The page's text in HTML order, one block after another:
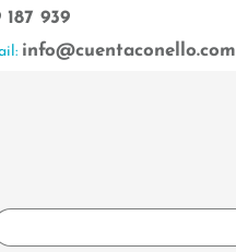
187 939
info@cuentaconello.com